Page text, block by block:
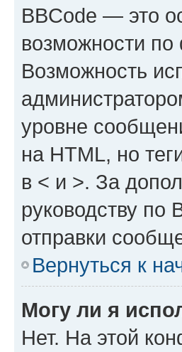
BBCode — это
возможности
Возможность
уровне
на HTML, но
в < и >. За
руководству по
отправки
Вернуться к
Могу ли я
Нет. На этой